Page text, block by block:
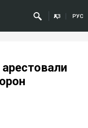
ҚАЗ РУС